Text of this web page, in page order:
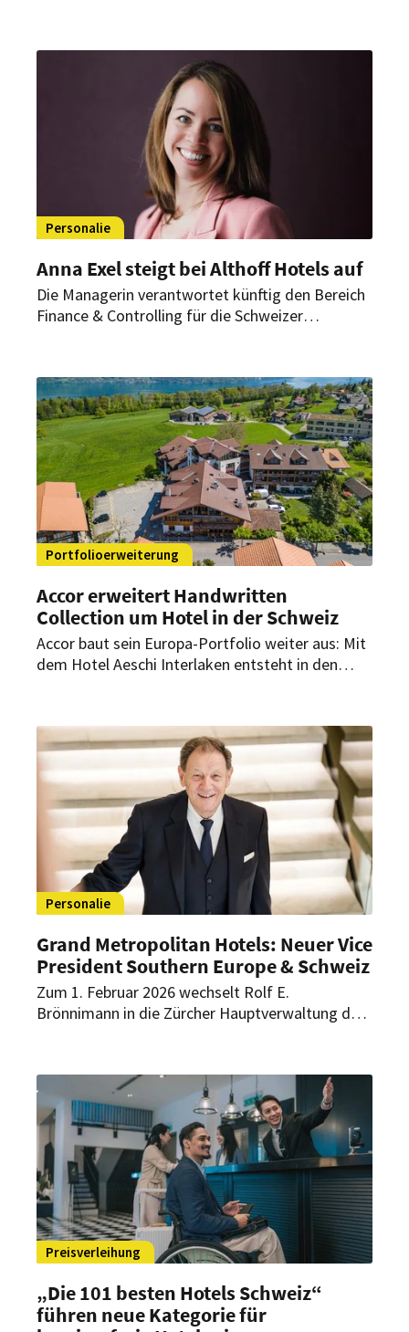
the Pillow Group und Accor übernehmen.
Personalie
Anna Exel steigt bei Althoff Hotels auf
Die Managerin verantwortet künftig den Bereich
Finance & Controlling für die Schweizer
Portfolioerweiterung
Accor erweitert Handwritten
Collection um Hotel in der Schweiz
Accor baut sein Europa-Portfolio weiter aus: Mit
dem Hotel Aeschi Interlaken entsteht in den
geplant.
Personalie
Grand Metropolitan Hotels: Neuer Vice
President Southern Europe & Schweiz
Zum 1. Februar 2026 wechselt Rolf E.
Brönnimann in die Zürcher Hauptverwaltung des
Schweiz. Im Wald & Schlosshotel Friedrichsruhe
übernimmt Steffen Eisermann die Leitung als
General Manager.
Preisverleihung
„Die 101 besten Hotels Schweiz“
führen neue Kategorie für